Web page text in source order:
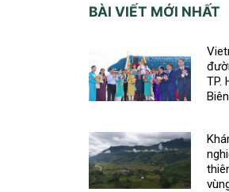
BÀI VIẾT MỚI NHẤT
TP.
Biên